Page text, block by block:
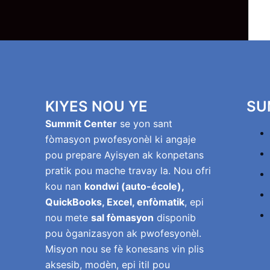
KIYES NOU YE
Summit Center se yon sant
fòmasyon pwofesyonèl ki angaje
pou prepare Ayisyen ak konpetans
pratik pou mache travay la. Nou ofri
kou nan kondwi (auto-école),
QuickBooks, Excel, enfòmatik, epi
nou mete sal fòmasyon disponib
pou òganizasyon ak pwofesyonèl.
Misyon nou se fè konesans vin plis
aksesib, modèn, epi itil pou